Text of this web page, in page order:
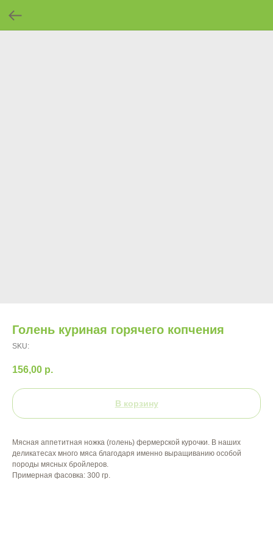
Голень куриная горячего копчения
SKU:
156,00 р.
В корзину
Мясная аппетитная ножка (голень) фермерской курочки. В наших
деликатесах много мяса благодаря именно выращиванию особой
породы мясных бройлеров.
Примерная фасовка: 300 гр.